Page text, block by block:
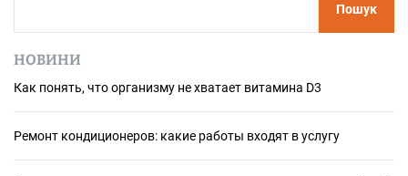
Пошук
НОВИНИ
Как понять, что организму не хватает витамина D3
Ремонт кондиционеров: какие работы входят в услугу